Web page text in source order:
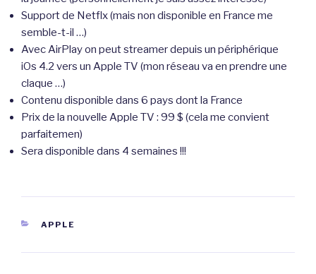
Support de Netflx (mais non disponible en France me
semble-t-il …)
Avec AirPlay on peut streamer depuis un périphérique
iOs 4.2 vers un Apple TV (mon réseau va en prendre une
claque …)
Contenu disponible dans 6 pays dont la France
Prix de la nouvelle Apple TV : 99 $ (cela me convient
parfaitemen)
Sera disponible dans 4 semaines !!!
CATÉGORIES
APPLE